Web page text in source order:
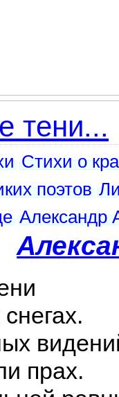
тени...
Стихи о
поэтов
Александр
прах.